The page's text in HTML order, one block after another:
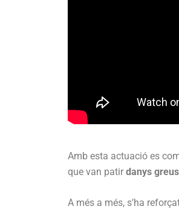
Amb esta actuació es
que van patir danys
A més a més, s’ha